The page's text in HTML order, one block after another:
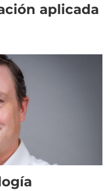
aplicada